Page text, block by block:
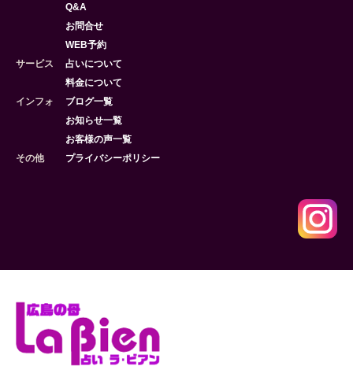
Q&A
お問合せ
WEB予約
サービス
占いについて
料金について
インフォ
ブログ一覧
お知らせ一覧
お客様の声一覧
その他
プライバシーポリシー